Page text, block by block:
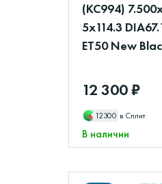
(КС994)
5x114.3
ET50 New
12 300 ₽
12300 в Сплит
В наличии